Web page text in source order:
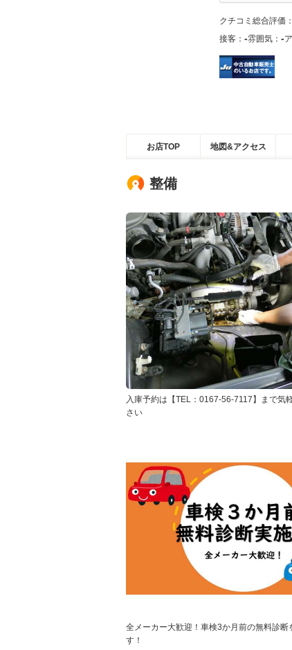
クチコミ総合評価：
接客： -雰囲気： -
お店TOP 地図&アクセス
整備
入庫予約は【TEL：0167-56-7117】まで気
さい
全メーカー大歓迎！車検3か月前の無料診断
す！